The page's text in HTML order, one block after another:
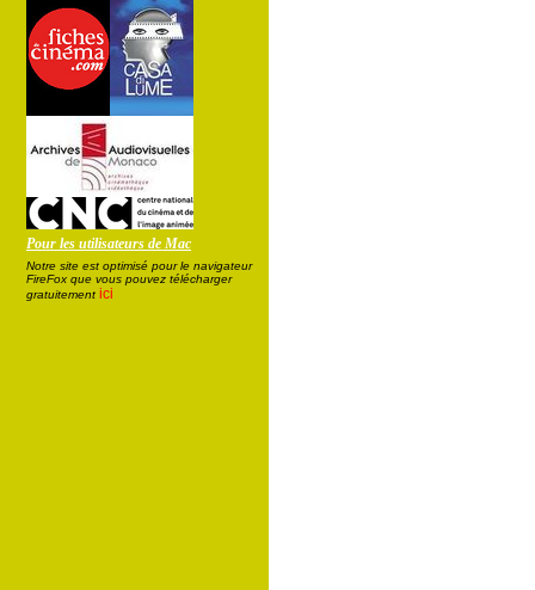
Pour les utilisateurs de Mac
Notre site est optimisé pour le navigateur
FireFox que vous pouvez télécharger
gratuitement ici